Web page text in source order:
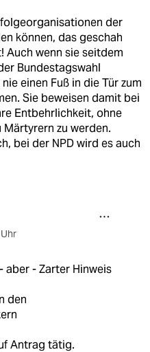
der
können, das geschah
Auch wenn sie seitdem
Bundestagswahl
einen Fuß in die Tür zum
Sie beweisen damit bei
Entbehrlichkeit, ohne
zu werden.
bei der NPD wird es auch
aber - Zarter Hinweis
den
Antrag tätig.